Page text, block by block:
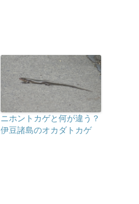
ニホントカゲと何が違う？
伊豆諸島のオカダトカゲ